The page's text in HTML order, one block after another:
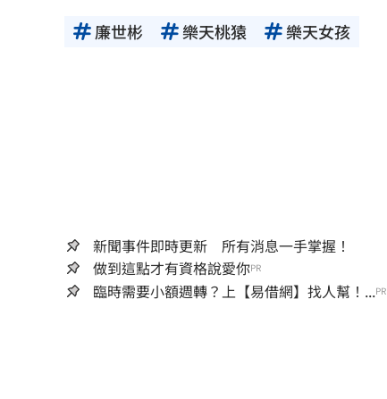
廉世彬 樂天桃猿 樂天女孩
新聞事件即時更新 所有消息一手掌握！
做到這點才有資格說愛你PR
臨時需要小額週轉？上【易借網】找人幫！...PR